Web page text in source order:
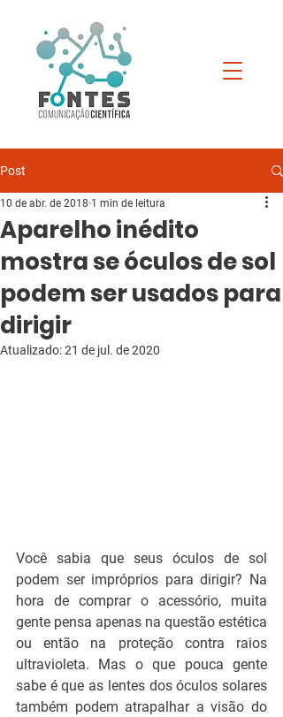
Post
Aparelho inédito
mostra se óculos de sol
podem ser usados para
dirigir
10 de abr. de 2018 1 min de leitura
Atualizado:21 de jul. de 2020
Você sabia que seus óculos de sol
podem ser impróprios para dirigir? Na
hora de comprar o acessório, muita
gente pensa apenas na questão estética
ou então na proteção contra raios
ultravioleta. Mas o que pouca gente
sabe é que as lentes dos óculos solares
também podem atrapalhar a visão do